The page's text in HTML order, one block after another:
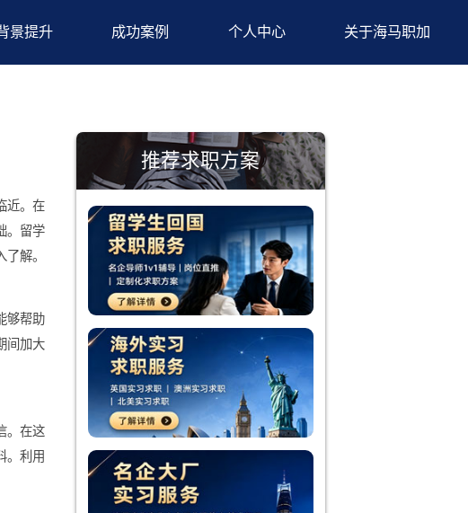
背景提升 成功案例 个人中心
职场的时刻临近。在
定坚实的基础。留学
标行业的深入了解。
招聘信息，能够帮助
常在毕业季期间加大
简历和求职信。在这
主的求职材料。利用
推荐求职方案